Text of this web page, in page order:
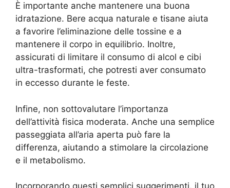
È importante anche mantenere una buona
idratazione. Bere acqua naturale e tisane aiuta
a favorire l’eliminazione delle tossine e a
mantenere il corpo in equilibrio. Inoltre,
assicurati di limitare il consumo di alcol e cibi
ultra-trasformati, che potresti aver consumato
in eccesso durante le feste.
Infine, non sottovalutare l’importanza
dell’attività fisica moderata. Anche una semplice
passeggiata all’aria aperta può fare la
differenza, aiutando a stimolare la circolazione
e il metabolismo.